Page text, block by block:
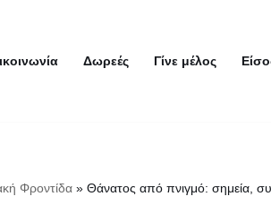
Δωρεές Γίνε μέλος
Φροντίδα » Θάνατος από πνιγμό: σημεία,